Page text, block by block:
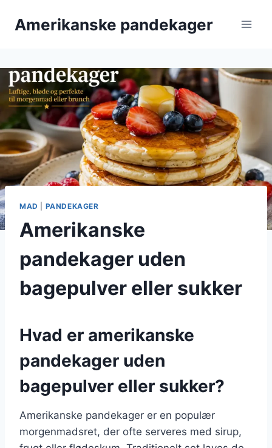
Amerikanske pandekager
MAD PANDEKAGER
Amerikanske
pandekager uden
bagepulver eller sukker
Hvad er amerikanske
pandekager uden
bagepulver eller sukker?
Amerikanske pandekager er en populær
morgenmadsret, der ofte serveres med sirup,